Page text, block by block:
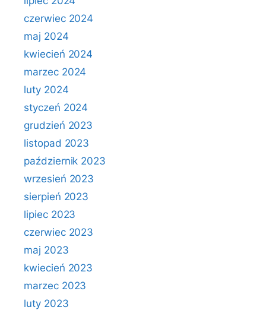
czerwiec 2024
maj 2024
kwiecień 2024
marzec 2024
luty 2024
styczeń 2024
grudzień 2023
listopad 2023
październik 2023
wrzesień 2023
sierpień 2023
lipiec 2023
czerwiec 2023
maj 2023
kwiecień 2023
marzec 2023
luty 2023